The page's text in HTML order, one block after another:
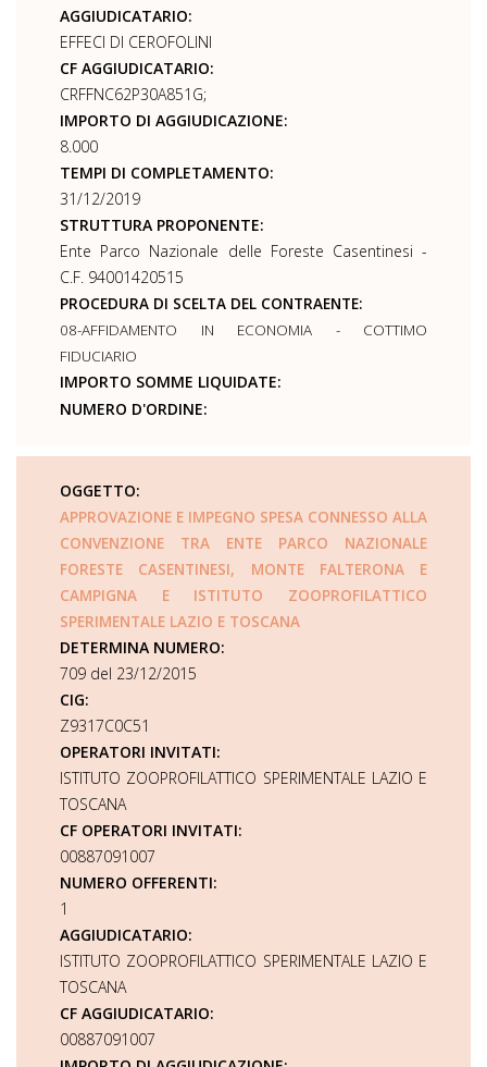
AGGIUDICATARIO:
EFFECI DI CEROFOLINI
CF AGGIUDICATARIO:
CRFFNC62P30A851G;
IMPORTO DI AGGIUDICAZIONE:
8.000
TEMPI DI COMPLETAMENTO:
31/12/2019
STRUTTURA PROPONENTE:
Ente Parco Nazionale delle Foreste Casentinesi -
C.F. 94001420515
PROCEDURA DI SCELTA DEL CONTRAENTE:
08-AFFIDAMENTO IN ECONOMIA - COTTIMO
FIDUCIARIO
IMPORTO SOMME LIQUIDATE:
NUMERO D'ORDINE:
OGGETTO:
APPROVAZIONE E IMPEGNO SPESA CONNESSO ALLA
CONVENZIONE TRA ENTE PARCO NAZIONALE
FORESTE CASENTINESI, MONTE FALTERONA E
CAMPIGNA E ISTITUTO ZOOPROFILATTICO
SPERIMENTALE LAZIO E TOSCANA
DETERMINA NUMERO:
709 del 23/12/2015
CIG:
Z9317C0C51
OPERATORI INVITATI:
ISTITUTO ZOOPROFILATTICO SPERIMENTALE LAZIO E
TOSCANA
CF OPERATORI INVITATI:
00887091007
NUMERO OFFERENTI:
1
AGGIUDICATARIO:
ISTITUTO ZOOPROFILATTICO SPERIMENTALE LAZIO E
TOSCANA
CF AGGIUDICATARIO:
00887091007